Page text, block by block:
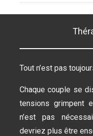
Tout n’est pas
Chaque couple se
tensions grimpent
n’est pas
devriez plus être